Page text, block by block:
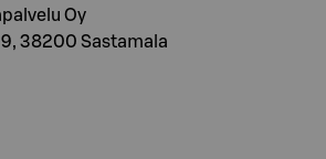
Oy
38200 Sastamala